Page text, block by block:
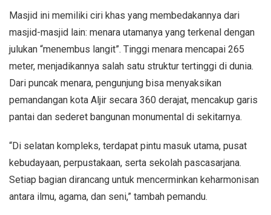
Masjid ini memiliki ciri khas yang membedakannya dari
masjid-masjid lain: menara utamanya yang terkenal dengan
julukan “menembus langit”. Tinggi menara mencapai 265
meter, menjadikannya salah satu struktur tertinggi di dunia.
Dari puncak menara, pengunjung bisa menyaksikan
pemandangan kota Aljir secara 360 derajat, mencakup garis
pantai dan sederet bangunan monumental di sekitarnya.
“Di selatan kompleks, terdapat pintu masuk utama, pusat
kebudayaan, perpustakaan, serta sekolah pascasarjana.
Setiap bagian dirancang untuk mencerminkan keharmonisan
antara ilmu, agama, dan seni,” tambah pemandu.